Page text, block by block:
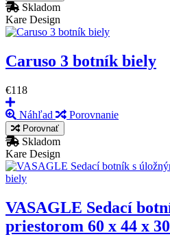
Skladom
Kare Design
Caruso 3 botník biely
€118
Náhľad Porovnanie
Porovnať
Skladom
Kare Design
VASAGLE Sedací
priestorom 60 x 44 x